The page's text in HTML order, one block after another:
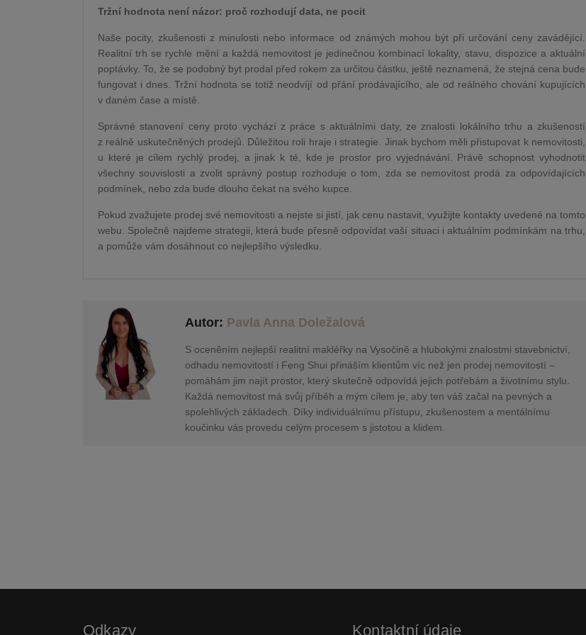
Tržní hodnota není názor: proč rozhodují data, ne pocit
Naše pocity, zkušenosti z minulosti nebo informace od známých mohou být při určování ceny zavádějící.
Realitní trh se rychle mění a každá nemovitost je jedinečnou kombinací lokality, stavu, dispozice a aktuální
poptávky. To, že se podobný byt prodal před rokem za určitou částku, ještě neznamená, že stejná cena bude
fungovat i dnes. Tržní hodnota se totiž neodvíjí od přání prodávajícího, ale od reálného chování kupujících
v daném čase a místě.
Správné stanovení ceny proto vychází z práce s aktuálními daty, ze znalosti lokálního trhu a zkušeností
z reálně uskutečněných prodejů. Důležitou roli hraje i strategie. Jinak bychom měli přistupovat k nemovitosti,
u které je cílem rychlý prodej, a jinak k té, kde je prostor pro vyjednávání. Právě schopnost vyhodnotit
všechny souvislosti a zvolit správný postup rozhoduje o tom, zda se nemovitost prodá za odpovídajících
podmínek, nebo zda bude dlouho čekat na svého kupce.
Pokud zvažujete prodej své nemovitosti a nejste si jistí, jak cenu nastavit, využijte kontakty uvedené na tomto
webu. Společně najdeme strategii, která bude přesně odpovídat vaší situaci i aktuálním podmínkám na trhu,
a pomůže vám dosáhnout co nejlepšího výsledku.
Autor: Pavla Anna Doležalová
S oceněním nejlepší realitní makléřky na Vysočině a hlubokými znalostmi stavebnictví,
odhadu nemovitostí i Feng Shui přináším klientům víc než jen prodej nemovitostí –
pomáhám jim najít prostor, který skutečně odpovídá jejich potřebám a životnímu stylu.
Každá nemovitost má svůj příběh a mým cílem je, aby ten váš začal na pevných a
spolehlivých základech. Díky individuálnímu přístupu, zkušenostem a mentálnímu
koučinku vás provedu celým procesem s jistotou a klidem.
Odkazy Kontaktní údaje